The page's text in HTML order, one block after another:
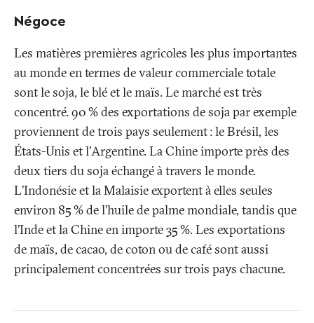
Négoce
Les matières premières agricoles les plus importantes
au monde en termes de valeur commerciale totale
sont le soja, le blé et le maïs. Le marché est très
concentré. 90% des exportations de soja par exemple
proviennent de trois pays seulement: le Brésil, les
États-Unis et l’Argentine. La Chine importe près des
deux tiers du soja échangé à travers le monde.
L’Indonésie et la Malaisie exportent à elles seules
environ 85% de l’huile de palme mondiale, tandis que
l’Inde et la Chine en importe 35%. Les exportations
de maïs, de cacao, de coton ou de café sont aussi
principalement concentrées sur trois pays chacune.